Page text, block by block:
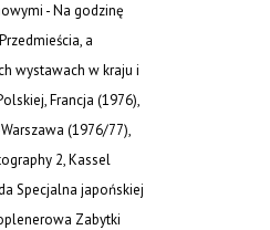
- Na godzinę
a
wystawach w kraju i
Francja (1976),
(1976/77),
2, Kassel
Specjalna japońskiej
Zabytki